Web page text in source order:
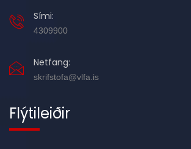
Sími:
4309900
Netfang:
skrifstofa@vlfa.is
Flýtileiðir